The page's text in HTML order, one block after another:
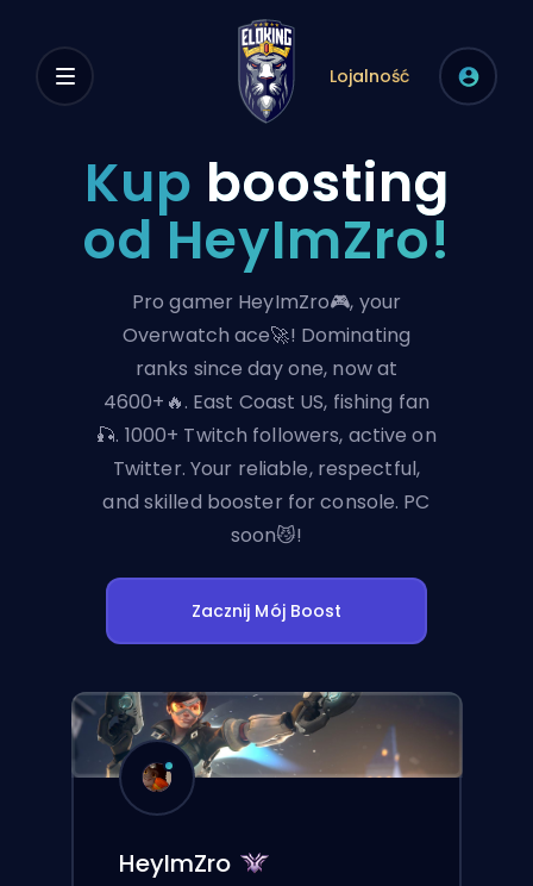
Lojalność
Kup boosting
od HeyImZro!
Pro gamer HeyImZro🎮, your
Overwatch ace🚀! Dominating
ranks since day one, now at
4600+🔥. East Coast US, fishing fan
🎣. 1000+ Twitch followers, active on
Twitter. Your reliable, respectful,
and skilled booster for console. PC
soon😼!
Zacznij Mój Boost
HeyImZro